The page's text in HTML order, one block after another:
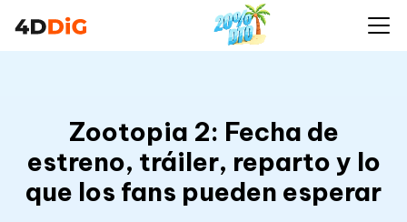
Zootopia 2: Fecha de
estreno, tráiler, reparto y lo
que los fans pueden esperar